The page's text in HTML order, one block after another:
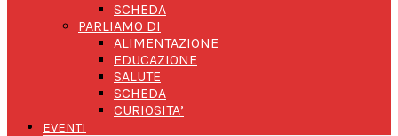
SCHEDA
PARLIAMO DI
ALIMENTAZIONE
EDUCAZIONE
SALUTE
SCHEDA
CURIOSITA’
EVENTI